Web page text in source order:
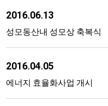
2016.06.13
성모동산내 성모상 축복식
2016.04.05
에너지 효율화사업 개시